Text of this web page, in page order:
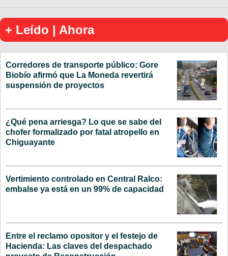
+ Leído | Ahora
Corredores de transporte público: Gore
Biobío afirmó que La Moneda revertirá
suspensión de proyectos
¿Qué pena arriesga? Lo que se sabe del
chofer formalizado por fatal atropello en
Chiguayante
Vertimiento controlado en Central Ralco:
embalse ya está en un 99% de capacidad
Entre el reclamo opositor y el festejo de
Hacienda: Las claves del despachado